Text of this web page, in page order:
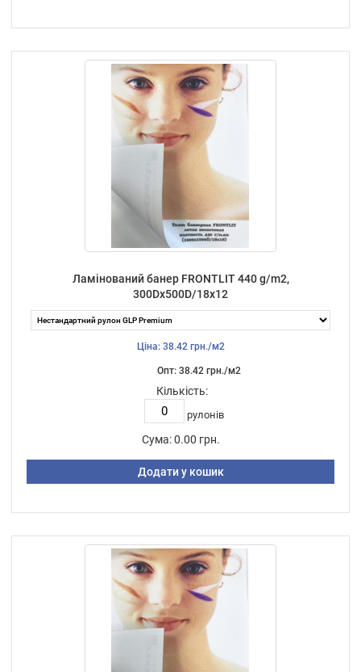
Ламінований банер FRONTLIT 440 g/m2,
300Dх500D/18х12
Ціна: 38.42 грн./м2
Опт: 38.42 грн./м2
Кількість:
рулонів
Сума: 0.00 грн.
Додати у кошик